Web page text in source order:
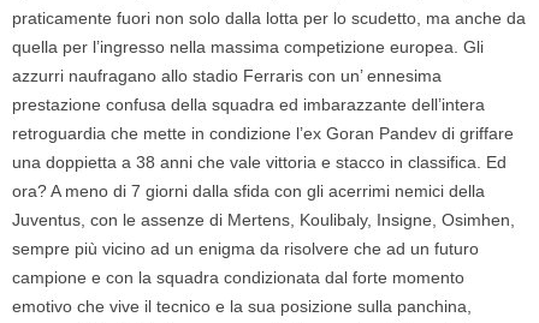
praticamente fuori non solo dalla lotta per lo scudetto, ma anche da
quella per l’ingresso nella massima competizione europea. Gli
azzurri naufragano allo stadio Ferraris con un’ ennesima
prestazione confusa della squadra ed imbarazzante dell’intera
retroguardia che mette in condizione l’ex Goran Pandev di griffare
una doppietta a 38 anni che vale vittoria e stacco in classifica. Ed
ora? A meno di 7 giorni dalla sfida con gli acerrimi nemici della
Juventus, con le assenze di Mertens, Koulibaly, Insigne, Osimhen,
sempre più vicino ad un enigma da risolvere che ad un futuro
campione e con la squadra condizionata dal forte momento
emotivo che vive il tecnico e la sua posizione sulla panchina,